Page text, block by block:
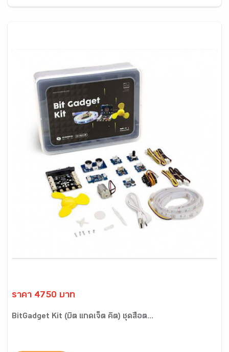
ราคา 4750 บาท
BitGadget Kit (บิต แกดเจ็ต คิต) ชุดสื่อต...